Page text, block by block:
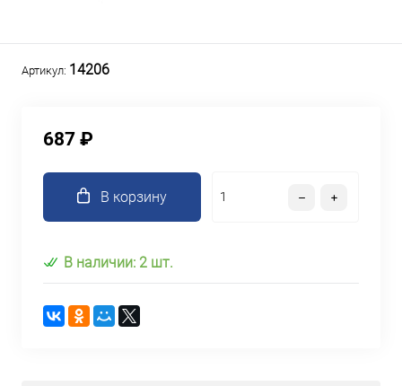
Артикул: 14206
687 ₽
В корзину
В наличии: 2 шт.